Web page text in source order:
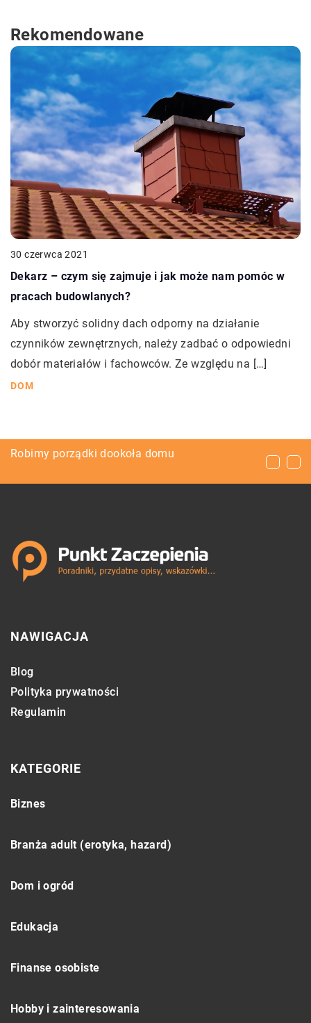
Rekomendowane
30 czerwca 2021
Dekarz – czym się zajmuje i jak może nam pomóc w
pracach budowlanych?
Aby stworzyć solidny dach odporny na działanie
czynników zewnętrznych, należy zadbać o odpowiedni
dobór materiałów i fachowców. Ze względu na […]
DOM
Druk 3D – jakie ma zastosowanie?
Robimy porządki dookoła domu
Jak podjąć dobrą decyzję dotyczącą kupna
NAWIGACJA
Blog
Polityka prywatności
Regulamin
KATEGORIE
Biznes
Branża adult (erotyka, hazard)
Dom i ogród
Edukacja
Finanse osobiste
Hobby i zainteresowania